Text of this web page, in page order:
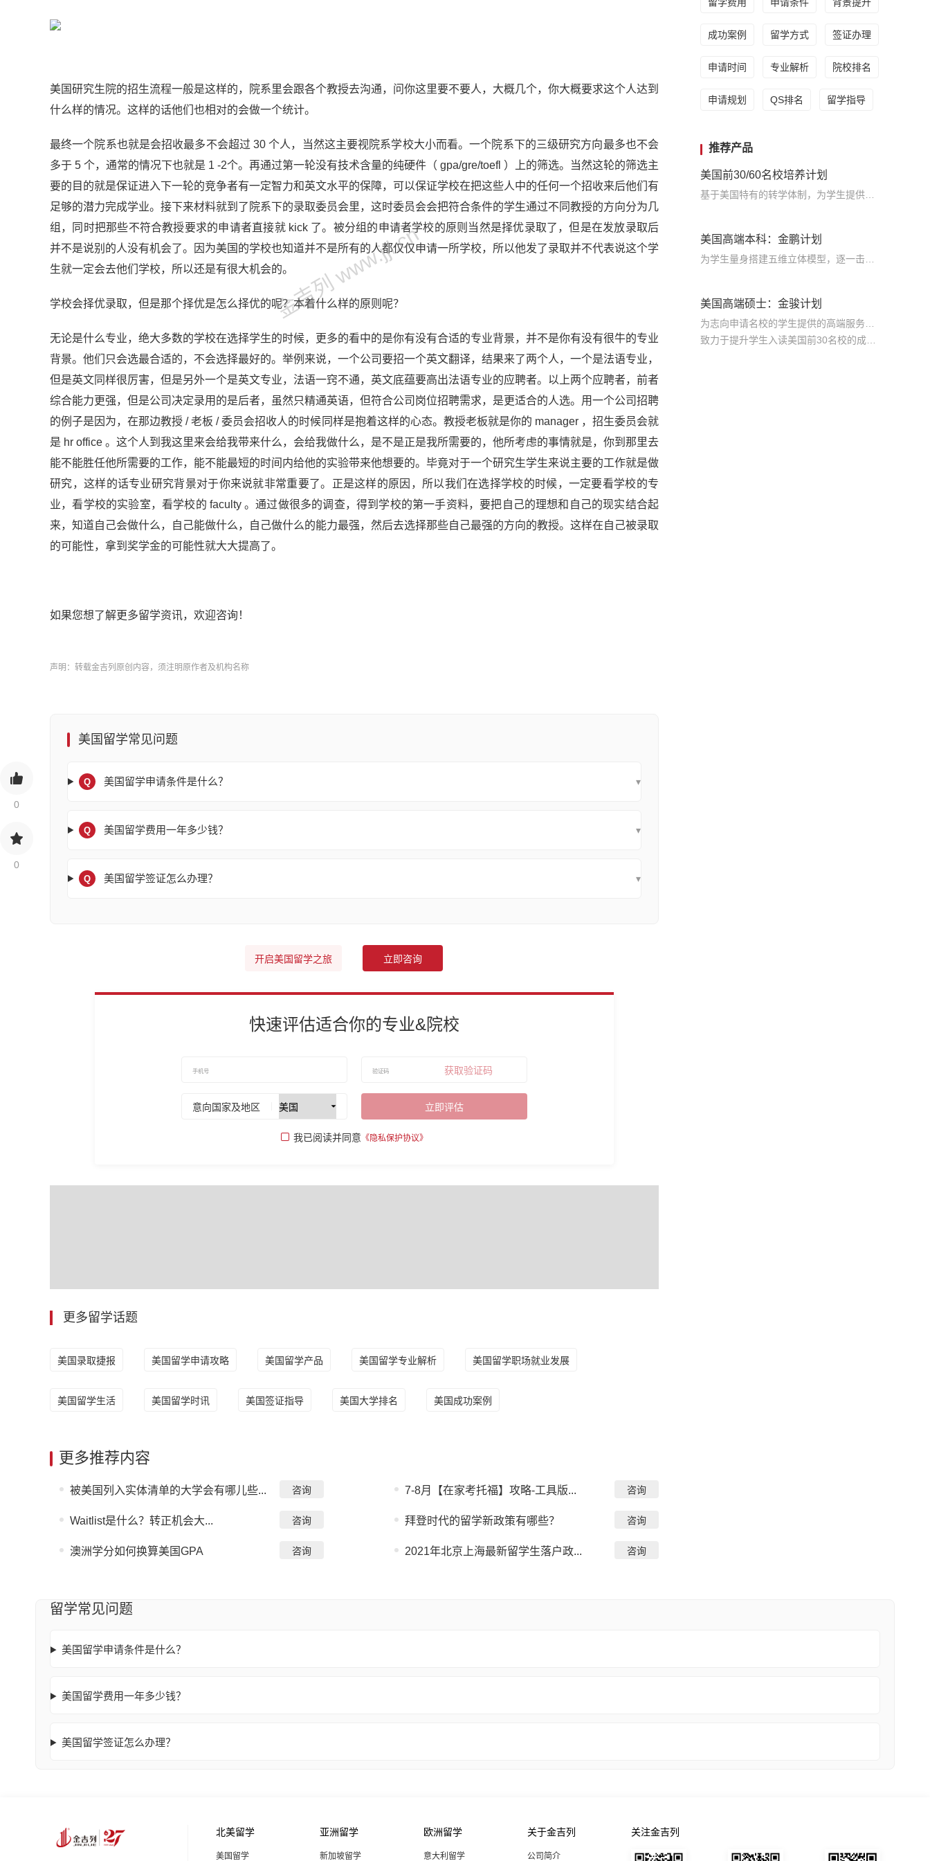
0
0
美国研究生院的招生流程一般是这样的，院系里会跟各个教授去沟通，问你这里要不要人，大概几个，你大概要求这个人达到
什么样的情况。这样的话他们也相对的会做一个统计。
最终一个院系也就是会招收最多不会超过 30 个人，当然这主要视院系学校大小而看。一个院系下的三级研究方向最多也不会
多于 5 个，通常的情况下也就是 1 -2个。再通过第一轮没有技术含量的纯硬件（ gpa/gre/toefl ）上的筛选。当然这轮的筛选主
要的目的就是保证进入下一轮的竞争者有一定智力和英文水平的保障，可以保证学校在把这些人中的任何一个招收来后他们有
足够的潜力完成学业。接下来材料就到了院系下的录取委员会里，这时委员会会把符合条件的学生通过不同教授的方向分为几
组，同时把那些不符合教授要求的申请者直接就 kick 了。被分组的申请者学校的原则当然是择优录取了，但是在发放录取后
并不是说别的人没有机会了。因为美国的学校也知道并不是所有的人都仅仅申请一所学校，所以他发了录取并不代表说这个学
生就一定会去他们学校，所以还是有很大机会的。
学校会择优录取，但是那个择优是怎么择优的呢？本着什么样的原则呢？
无论是什么专业，绝大多数的学校在选择学生的时候，更多的看中的是你有没有合适的专业背景，并不是你有没有很牛的专业
背景。他们只会选最合适的，不会选择最好的。举例来说，一个公司要招一个英文翻译，结果来了两个人，一个是法语专业，
但是英文同样很厉害，但是另外一个是英文专业，法语一窍不通，英文底蕴要高出法语专业的应聘者。以上两个应聘者，前者
综合能力更强，但是公司决定录用的是后者，虽然只精通英语，但符合公司岗位招聘需求，是更适合的人选。用一个公司招聘
的例子是因为，在那边教授 / 老板 / 委员会招收人的时候同样是抱着这样的心态。教授老板就是你的 manager ，招生委员会就
是 hr office 。这个人到我这里来会给我带来什么，会给我做什么，是不是正是我所需要的，他所考虑的事情就是，你到那里去
能不能胜任他所需要的工作，能不能最短的时间内给他的实验带来他想要的。毕竟对于一个研究生学生来说主要的工作就是做
研究，这样的话专业研究背景对于你来说就非常重要了。正是这样的原因，所以我们在选择学校的时候，一定要看学校的专
业，看学校的实验室，看学校的 faculty 。通过做很多的调查，得到学校的第一手资料，要把自己的理想和自己的现实结合起
来，知道自己会做什么，自己能做什么，自己做什么的能力最强，然后去选择那些自己最强的方向的教授。这样在自己被录取
的可能性，拿到奖学金的可能性就大大提高了。
如果您想了解更多留学资讯，欢迎咨询！
金吉列 www.jjl.cn
声明：转载金吉列原创内容，须注明原作者及机构名称
美国留学常见问题
Q 美国留学申请条件是什么？ ▾
Q 美国留学费用一年多少钱？ ▾
Q 美国留学签证怎么办理？ ▾
开启美国留学之旅 立即咨询
快速评估适合你的专业&院校
获取验证码
意向国家及地区 立即评估
我已阅读并同意 《隐私保护协议》
更多留学话题
美国录取捷报 美国留学申请攻略 美国留学产品 美国留学专业解析 美国留学职场就业发展
美国留学生活 美国留学时讯 美国签证指导 美国大学排名 美国成功案例
更多推荐内容
被美国列入实体清单的大学会有哪儿些... 咨询 7-8月【在家考托福】攻略-工具版... 咨询
Waitlist是什么？转正机会大... 咨询 拜登时代的留学新政策有哪些？ 咨询
澳洲学分如何换算美国GPA 咨询 2021年北京上海最新留学生落户政... 咨询
成功案例 留学方式 签证办理
申请时间 专业解析 院校排名
申请规划 QS排名 留学指导
推荐产品
美国前30/60名校培养计划
美国高端本科：金鹏计划
美国高端硕士：金骏计划
留学常见问题
美国留学申请条件是什么？
美国留学费用一年多少钱？
美国留学签证怎么办理？
北美留学
美国留学
亚洲留学
新加坡留学
欧洲留学
意大利留学
关于金吉列
公司简介
关注金吉列